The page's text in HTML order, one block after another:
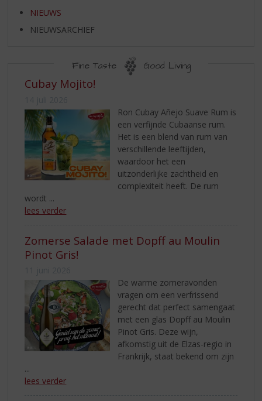
NIEUWS
NIEUWSARCHIEF
Fine Taste Good Living
NIEUWS
Cubay Mojito!
Ron Cubay Añejo Suave Rum is
een verfijnde Cubaanse rum.
Het is een blend van rum van
verschillende leeftijden,
waardoor het een
uitzonderlijke zachtheid en
complexiteit heeft. De rum
wordt ...
lees verder
Zomerse Salade met Dopff au Moulin
Pinot Gris!
De warme zomeravonden
vragen om een verfrissend
gerecht dat perfect samengaat
met een glas Dopff au Moulin
Pinot Gris. Deze wijn,
afkomstig uit de Elzas-regio in
Frankrijk, staat bekend om zijn
...
lees verder